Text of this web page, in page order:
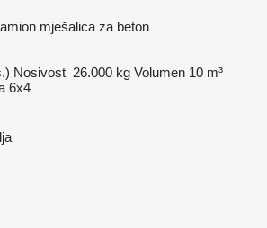
mješalica za beton
Nosivost 26.000 kg Volumen 10 m³
6x4